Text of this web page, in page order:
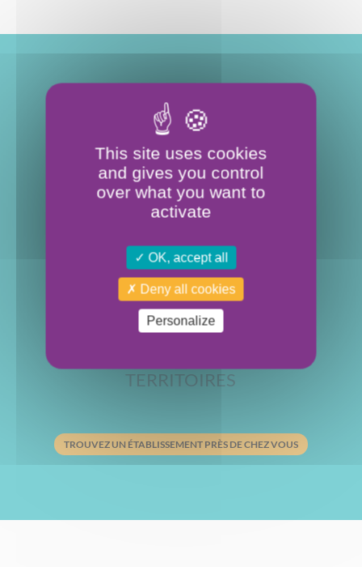
17
ÉTABLISSEMENTS
SUR
2
TERRITOIRES
TROUVEZ UN ÉTABLISSEMENT PRÈS DE CHEZ VOUS
This site uses cookies
and gives you control
over what you want to
activate
OK, accept all
Deny all cookies
Personalize